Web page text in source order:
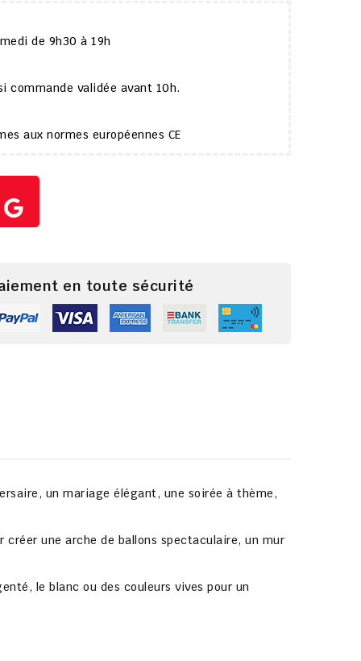
de 9h30 à 19h
commande validée avant 10h.
aux normes européennes CE
en toute sécurité
un mariage élégant, une soirée à thème,
une arche de ballons spectaculaire, un mur
le blanc ou des couleurs vives pour un